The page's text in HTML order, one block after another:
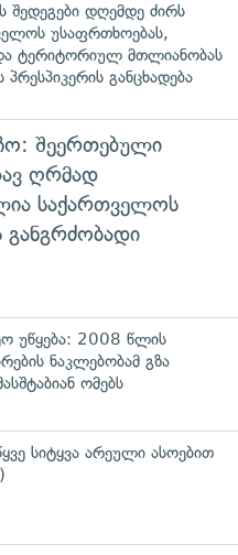
დღემდე ძირს
უსაფრთხოებას,
ტერიტორიულ მთლიანობას
განცხადება
შეერთებული
ღრმად
საქართველოს
უწყება: 2008 წლის
ნაკლებობამ გზა
ომებს
სიტყვა არეული ასოებით